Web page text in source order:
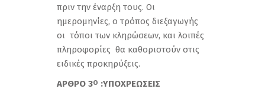
πριν την έναρξη τους. Οι
ημερομηνίες, ο τρόπος διεξαγωγής
οι τόποι των κληρώσεων, και λοιπές
πληροφορίες θα καθοριστούν στις
ειδικές προκηρύξεις.
ΑΡΘΡΟ 3Ο :ΥΠΟΧΡΕΩΣΕΙΣ